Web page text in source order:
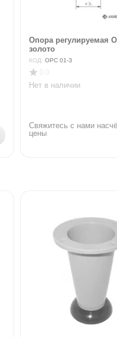
Опора регулируемая
золото
КОД: ОРС 01-З
Нет в наличии
Свяжитесь с нами
цены